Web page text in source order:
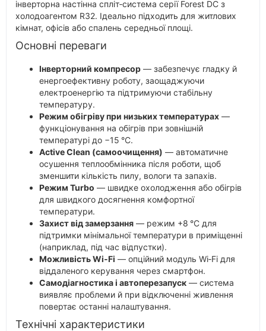
інверторна настінна спліт‑система серії Forest DC з
холодоагентом R32. Ідеально підходить для житлових
кімнат, офісів або спалень середньої площі.
Основні переваги
Інверторний компресор — забезпечує гладку й
енергоефективну роботу, заощаджуючи
електроенергію та підтримуючи стабільну
температуру.
Режим обігріву при низьких температурах —
функціонування на обігрів при зовнішній
температурі до −15 °C.
Active Clean (самоочищення) — автоматичне
осушення теплообмінника після роботи, щоб
зменшити кількість пилу, вологи та запахів.
Режим Turbo — швидке охолодження або обігрів
для швидкого досягнення комфортної
температури.
Захист від замерзання — режим +8 °C для
підтримки мінімальної температури в приміщенні
(наприклад, під час відпустки).
Можливість Wi‑Fi — опційний модуль Wi‑Fi для
віддаленого керування через смартфон.
Самодіагностика і автоперезапуск — система
виявляє проблеми й при відключенні живлення
повертає останні налаштування.
Технічні характеристики